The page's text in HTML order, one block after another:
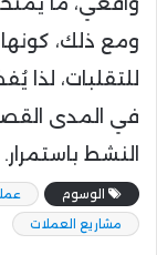
ومع ذلك،
للتقلبات، لذا
في المدى
النشط باستمرار.
الوسوم
مشاريع العملات